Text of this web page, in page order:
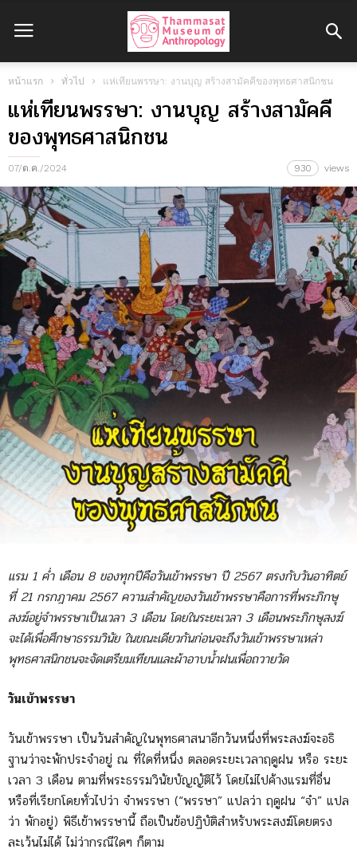
หน้าแรก ทั่วไป แห่เทียนพรรษา: งานบุญ สร้างสามัคคีของพุทธศาสนิกชน
แห่เทียนพรรษา: งานบุญ สร้างสามัคคี
ของพุทธศาสนิกชน
07/ต.ค./2024 930 views
แรม 1 ค่ำ เดือน 8 ของทุกปีคือวันเข้าพรรษา ปี 2567 ตรงกับวันอาทิตย์
ที่ 21 กรกฎาคม 2567 ความสำคัญของวันเข้าพรรษาคือการที่พระภิกษุ
สงฆ์อยู่จำพรรษาเป็นเวลา 3 เดือน โดยในระยะเวลา 3 เดือนพระภิกษุสงฆ์
จะได้เพื่อศึกษาธรรมวินัย ในขณะเดียวกันก่อนจะถึงวันเข้าพรรษาเหล่า
พุทธศาสนิกชนจะจัดเตรียมเทียนและผ้าอาบน้ำฝนเพื่อถวายวัด
วันเข้าพรรษา
วันเข้าพรรษา เป็นวันสำคัญในพุทธศาสนาอีกวันหนึ่งที่พระสงฆ์จะอธิ
ฐานว่าจะพักประจำอยู่ ณ ที่ใดที่หนึ่ง ตลอดระยะเวลาฤดูฝน หรือ ระยะ
เวลา 3 เดือน ตามที่พระธรรมวินัยบัญญัติไว้ โดยไม่ไปค้างแรมที่อื่น
หรือที่เรียกโดยทั่วไปว่า จำพรรษา (“พรรษา” แปลว่า ฤดูฝน “จำ” แปล
ว่า พักอยู่) พิธีเข้าพรรษานี้ ถือเป็นข้อปฏิบัติสำหรับพระสงฆ์โดยตรง
ละเว้นไม่ได้ ไม่ว่ากรณีใดๆ ก็ตาม